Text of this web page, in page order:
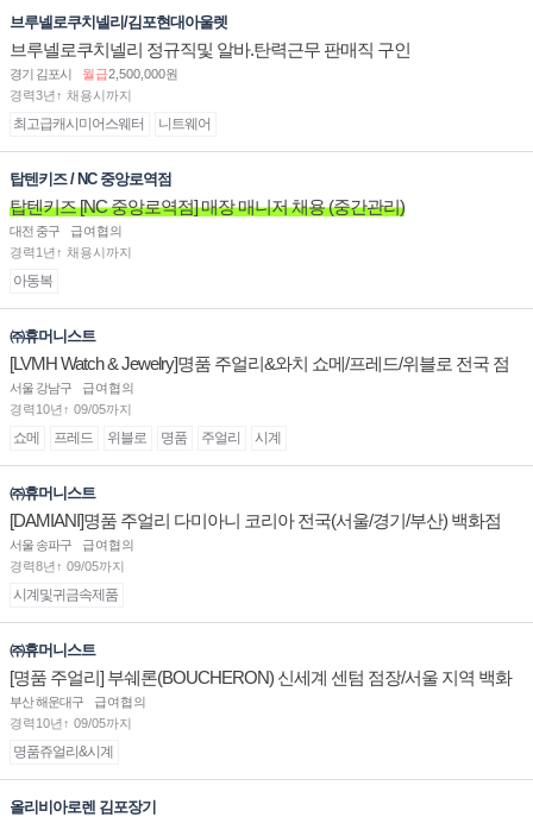
브루넬로쿠치넬리/김포현대아울렛
브루넬로쿠치넬리 정규직및 알바.탄력근무 판매직 구인
경기 김포시 월급2,500,000원
경력3년↑ 채용시까지
최고급캐시미어스웨터 니트웨어
탑텐키즈 / NC 중앙로역점
탑텐키즈 [NC 중앙로역점] 매장 매니저 채용 (중간관리)
대전 중구
급여협의
경력1년↑ 채용시까지
아동복
㈜휴머니스트
[LVMH Watch & Jewelry]명품 주얼리&와치 쇼메/프레드/위블로 전국 점
장/부점장/판매사원 채용
서울 강남구
급여협의
경력10년↑ 09/05까지
쇼메 프레드 위블로 명품 주얼리 시계
㈜휴머니스트
[DAMIANI]명품 주얼리 다미아니 코리아 전국(서울/경기/부산) 백화점
부점장/판매사원 채용
서울 송파구
급여협의
경력8년↑ 09/05까지
시계및귀금속제품
㈜휴머니스트
[명품 주얼리] 부쉐론(BOUCHERON) 신세계 센텀 점장/서울 지역 백화
점 판매사원 채용
부산 해운대구
급여협의
경력10년↑ 09/05까지
명품쥬얼리&시계
올리비아로렌 김포장기